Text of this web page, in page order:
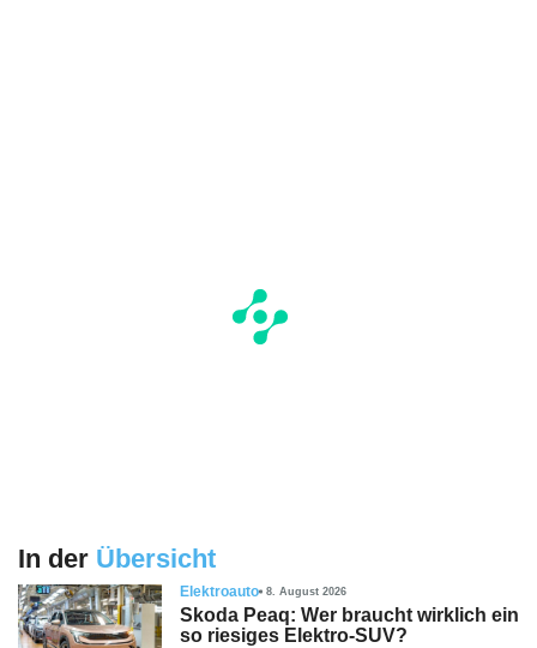
In der Übersicht
Elektroauto 8. August 2026
Skoda Peaq: Wer braucht wirklich ein
so riesiges Elektro-SUV?